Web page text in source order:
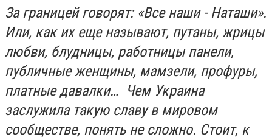
За границей говорят: «Все наши - Наташи».
Или, как их еще называют, путаны, жрицы
любви, блудницы, работницы панели,
публичные женщины, мамзели, профуры,
платные давалки… Чем Украина
заслужила такую славу в мировом
сообществе, понять не сложно. Стоит, к